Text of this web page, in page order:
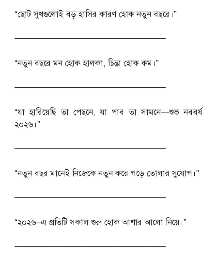
“ছোট সুখগুলোই বড় হাসির কারণ হোক নতুন বছরে।”
──────────────────────────
“নতুন বছরে মন হোক হালকা, চিন্তা হোক কম।”
──────────────────────────
“যা হারিয়েছি তা পেছনে, যা পাব তা সামনে—শুভ নববর্ষ
২০২৬।”
──────────────────────────
“নতুন বছর মানেই নিজেকে নতুন করে গড়ে তোলার সুযোগ।”
──────────────────────────
“২০২৬–এ প্রতিটি সকাল শুরু হোক আশার আলো নিয়ে।”
──────────────────────────